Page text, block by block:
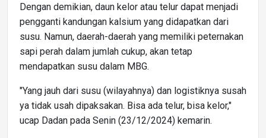
Dengan demikian, daun kelor atau telur dapat menjadi
pengganti kandungan kalsium yang didapatkan dari
susu. Namun, daerah-daerah yang memiliki peternakan
sapi perah dalam jumlah cukup, akan tetap
mendapatkan susu dalam MBG.
"Yang jauh dari susu (wilayahnya) dan logistiknya susah
ya tidak usah dipaksakan. Bisa ada telur, bisa kelor,"
ucap Dadan pada Senin (23/12/2024) kemarin.